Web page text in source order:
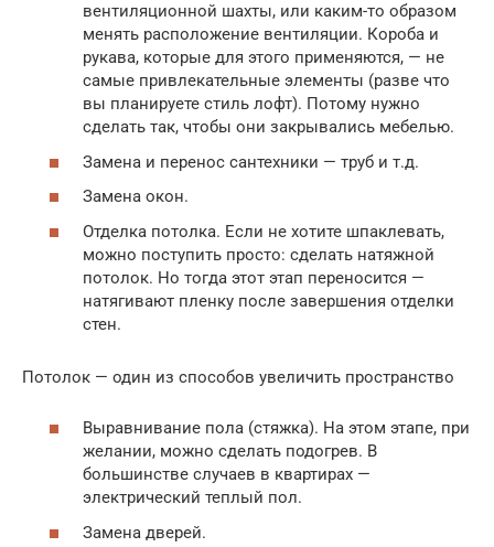
вентиляционной шахты, или каким-то образом
менять расположение вентиляции. Короба и
рукава, которые для этого применяются, — не
самые привлекательные элементы (разве что
вы планируете стиль лофт). Потому нужно
сделать так, чтобы они закрывались мебелью.
Замена и перенос сантехники — труб и т.д.
Замена окон.
Отделка потолка. Если не хотите шпаклевать,
можно поступить просто: сделать натяжной
потолок. Но тогда этот этап переносится —
натягивают пленку после завершения отделки
стен.
Потолок — один из способов увеличить пространство
Выравнивание пола (стяжка). На этом этапе, при
желании, можно сделать подогрев. В
большинстве случаев в квартирах —
электрический теплый пол.
Замена дверей.